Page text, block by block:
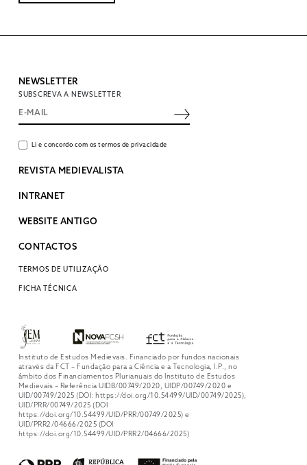
NEWSLETTER
SUBSCREVA A NEWSLETTER
Li e concordo com os termos de privacidade
REVISTA MEDIEVALISTA
INTRANET
WEBSITE ANTIGO
CONTACTOS
TERMOS DE UTILIZAÇÃO
FICHA TÉCNICA
Instituto de Estudos Medievais. Financiado por fundos nacionais
através da FCT – Fundação para a Ciência e a Tecnologia, I.P., no
âmbito dos Financiamentos Plurianuais do Instituto de Estudos
Medievais – Referência UIDB/00749/2020, UIDP/00749/2020 e
UID/00749/2025 (DOI: https://doi.org/10.54499/UID/00749/2025),
UID/PRR/00749/2025 (DOI
https://doi.org/10.54499/UID/PRR/00749/2025) e
UID/PRR2/04666/2025 (DOI
https://doi.org/10.54499/UID/PRR2/04666/2025)